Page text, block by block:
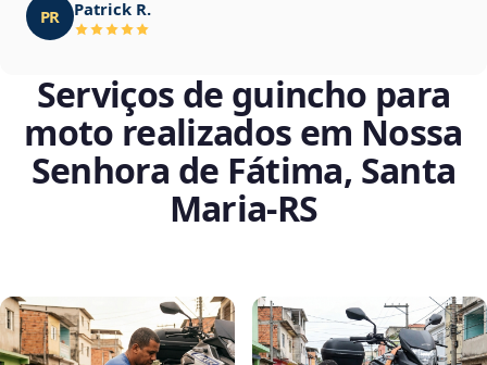
PR Patrick R.
Serviços de guincho para
moto realizados em Nossa
Senhora de Fátima, Santa
Maria‑RS